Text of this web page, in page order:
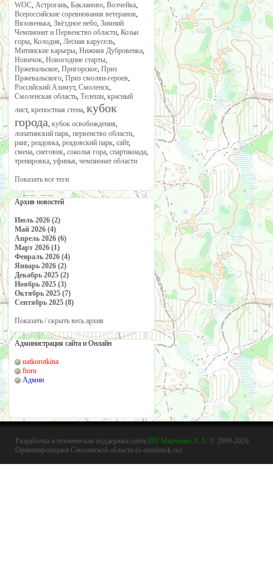
WOC, Астрогань, Бакланово, Волчейка,
Всероссийские соревнования ветеранов,
Вязовенька, Звёздное небо, Зимний
Чемпионат и Первенство области, Козьи
горы, Колодня, Лесная карусель,
Митинские карьеры, Нижняя Дубровенка,
Новичок, Новогодние старты,
Пржевальское, Пригорское, Приз
Пржевальского, Приз смолян-героев,
Российский Азимут, Смоленск,
Смоленская область, Телеши, красный
лист, крепостная стена, кубок
города, кубок освобождения,
лопатинский парк, первенство области,
ранг, реадовка, реадовский парк, сайт,
смена, снеговик, соколья гора, спартакиада,
тренировка, уфинья, чемпионат области
Показать все теги
Архив новостей
Июль 2026 (2)
Май 2026 (4)
Апрель 2026 (6)
Март 2026 (1)
Февраль 2026 (4)
Январь 2026 (2)
Декабрь 2025 (2)
Ноябрь 2025 (3)
Октябрь 2025 (7)
Сентябрь 2025 (8)
Показать / скрыть весь архив
Администрация сайта и Онлайн
natkorotkina
fioru
Админ
Разработка и техническая поддержка сайта ИП Марченко А.А. © 2009-2026
Ориентировщики Смоленской области (o-smolensk.ru)